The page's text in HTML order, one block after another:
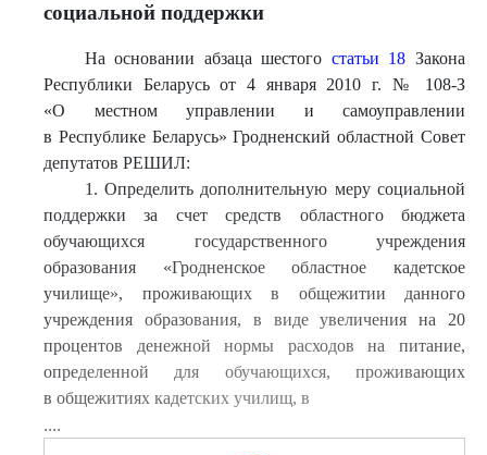
социальной поддержки
На основании абзаца шестого статьи 18 Закона
Республики Беларусь от 4 января 2010 г. № 108-З
«О местном управлении и самоуправлении
в Республике Беларусь» Гродненский областной Совет
депутатов РЕШИЛ:
1. Определить дополнительную меру социальной
поддержки за счет средств областного бюджета
обучающихся государственного учреждения
образования «Гродненское областное кадетское
училище», проживающих в общежитии данного
учреждения образования, в виде увеличения на 20
процентов денежной нормы расходов на питание,
определенной для обучающихся, проживающих
в общежитиях кадетских училищ, в
....